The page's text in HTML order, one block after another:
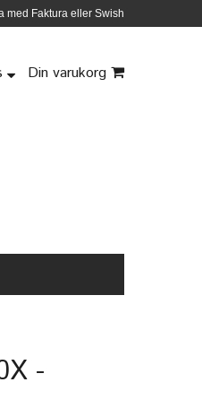
med Faktura eller Swish
Din varukorg
-